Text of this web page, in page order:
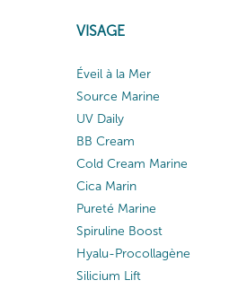
VISAGE
Éveil à la Mer
Source Marine
UV Daily
BB Cream
Cold Cream Marine
Cica Marin
Pureté Marine
Spiruline Boost
Hyalu-Procollagène
Silicium Lift